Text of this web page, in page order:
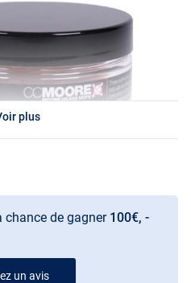
plus
chance de gagner 100€, -
un avis